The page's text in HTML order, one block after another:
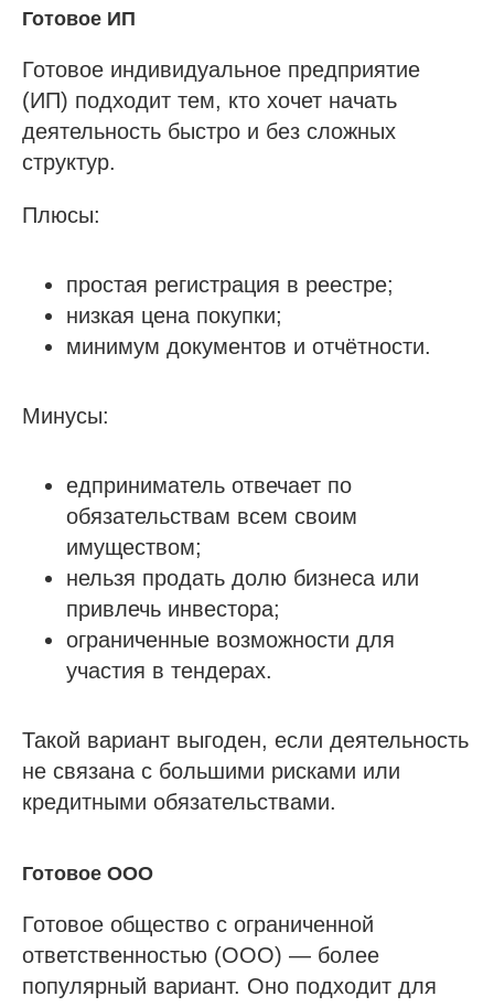
Готовое ИП
Готовое индивидуальное предприятие
(ИП) подходит тем, кто хочет начать
деятельность быстро и без сложных
структур.
Плюсы:
простая регистрация в реестре;
низкая цена покупки;
минимум документов и отчётности.
Минусы:
едприниматель отвечает по
обязательствам всем своим
имуществом;
нельзя продать долю бизнеса или
привлечь инвестора;
ограниченные возможности для
участия в тендерах.
Такой вариант выгоден, если деятельность
не связана с большими рисками или
кредитными обязательствами.
Готовое ООО
Готовое общество с ограниченной
ответственностью (ООО) — более
популярный вариант. Оно подходит для